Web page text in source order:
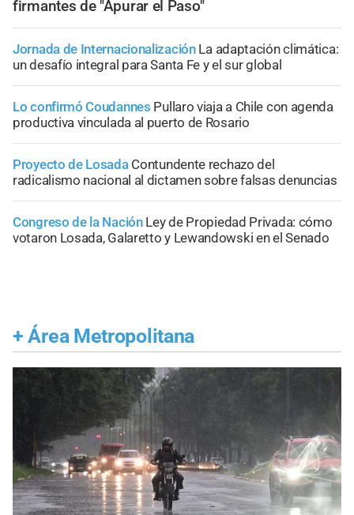
firmantes de "Apurar el Paso"
Jornada de Internacionalización La adaptación climática:
un desafío integral para Santa Fe y el sur global
Lo confirmó Coudannes Pullaro viaja a Chile con agenda
productiva vinculada al puerto de Rosario
Proyecto de Losada Contundente rechazo del
radicalismo nacional al dictamen sobre falsas denuncias
Congreso de la Nación Ley de Propiedad Privada: cómo
votaron Losada, Galaretto y Lewandowski en el Senado
+ Área Metropolitana